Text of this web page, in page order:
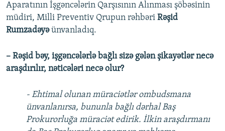
Aparatının İşgəncələrin Qarşısının Alınması şöbəsinin
müdiri, Milli Preventiv Qrupun rəhbəri Rəşid
Rumzadəyəünvanladıq.
– Rəşid bəy, işgəncələrlə bağlı sizə gələn şikayətlər necə
araşdırılır, nəticələri necə olur?
- Ehtimal olunan müraciətlər ombudsmana
ünvanlanırsa, bununla bağlı dərhal Baş
Prokurorluğa müraciət edirik. İlkin araşdırmanı